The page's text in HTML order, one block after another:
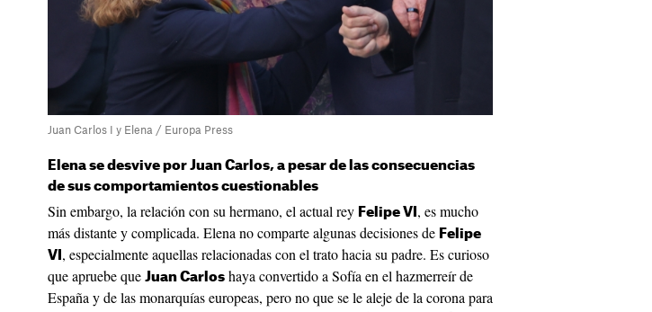
Juan Carlos I y Elena / Europa Press
Elena se desvive por Juan Carlos, a pesar de las consecuencias
de sus comportamientos cuestionables
Sin embargo, la relación con su hermano, el actual rey Felipe VI , es mucho
más distante y complicada. Elena no comparte algunas decisiones de Felipe
VI , especialmente aquellas relacionadas con el trato hacia su padre. Es curioso
que apruebe que Juan Carlos haya convertido a Sofía en el hazmerreír de
España y de las monarquías europeas, pero no que se le aleje de la corona para